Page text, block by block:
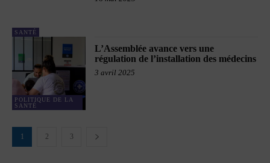
SANTÉ
POLITIQUE DE LA
SANTÉ
L’Assemblée avance vers une
régulation de l’installation des médecins
3 avril 2025
1 2 3